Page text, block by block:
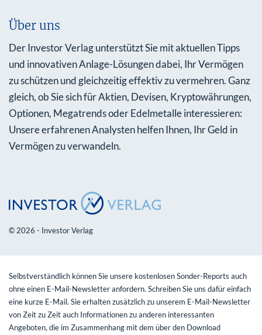
Über uns
Der Investor Verlag unterstützt Sie mit aktuellen Tipps
und innovativen Anlage-Lösungen dabei, Ihr Vermögen
zu schützen und gleichzeitig effektiv zu vermehren. Ganz
gleich, ob Sie sich für Aktien, Devisen, Kryptowährungen,
Optionen, Megatrends oder Edelmetalle interessieren:
Unsere erfahrenen Analysten helfen Ihnen, Ihr Geld in
Vermögen zu verwandeln.
© 2026 - Investor Verlag
Selbstverständlich können Sie unsere kostenlosen Sonder-Reports auch
ohne einen E-Mail-Newsletter anfordern. Schreiben Sie uns dafür einfach
eine kurze E-Mail. Sie erhalten zusätzlich zu unserem E-Mail-Newsletter
von Zeit zu Zeit auch Informationen zu anderen interessanten
Angeboten, die im Zusammenhang mit dem über den Download